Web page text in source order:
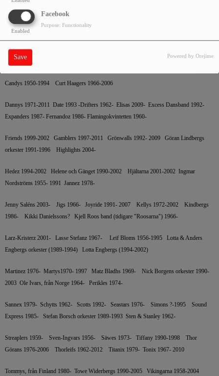
Facebook
Enabled
Purpose: Functionality
Save Powered by Orejime
Idoffs 1955-
Boogart 1984-2006 Candela 1984-2009
Candys 1950-1994 Curt Haagers 1966-2006
Dannys 1971-2011 Date 1993 -Drifters 1962- Elisas 2009- Excess Dansband 1992-
Expanders 1987- Fernandoz 1986- Flamingokvintetten 1960-
Friends 1999-2002 Gamblers 1997-2011 Grönwalls 1992- 2009 Göran Lindbergs
orkester 1991-1996 Highlights 2004-
Hedez 1994-2002 Helene och Gänget 1990-2002 Hjältarna 2001-2002 Ingmar
Nordströms 1955- 1991 Jannez 1978-
Jenny Saléns 2003- Jigs 1966- Joyride 1991- 2007 Kellys 1972-2002 Kindbergs
1986- Kikki Danielssons? Kjell Roos band (tidigare "Roosarna") 1966-
Larz-Kristerz 2001- Lasse Stefanz 1967- Leif Bloms 1956-1995 Lotta & Anders
Engbergs orkester (1989-1994) Lotta Engbergs (1994-2002)
Martinez 1976- Martys1970- 1997 Matz Bladhs 1969- Nick Borgens orkester 1990-
2003 Ole Ivars, från Norge 1964- Perikles 1974-
Sannex 1979- Schytts 1962- Scotts 1992- Seastars 1976- Simons ?-1995 Sound
Express 1985- Stefan Borsch orkester 1989-1993 Sten & Stanley 1962-
Streaplers 1959- Sven-Ingvars 1956- Säwes 1973- Tiffany 1990-1998 Thor
Görans 1976-2006 Thorleifs 1962-2012 Titanix 1979- Tonix 1967- 2010
Tommys, från Finland 1980- Towe Widerbergs 1990-2005 Vikingarna 1958-2004